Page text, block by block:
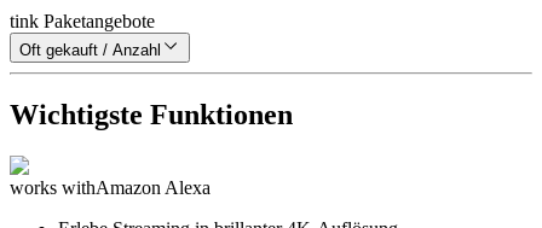
tink Paketangebote
Oft gekauft / Anzahl
Wichtigste Funktionen
works withAmazon Alexa